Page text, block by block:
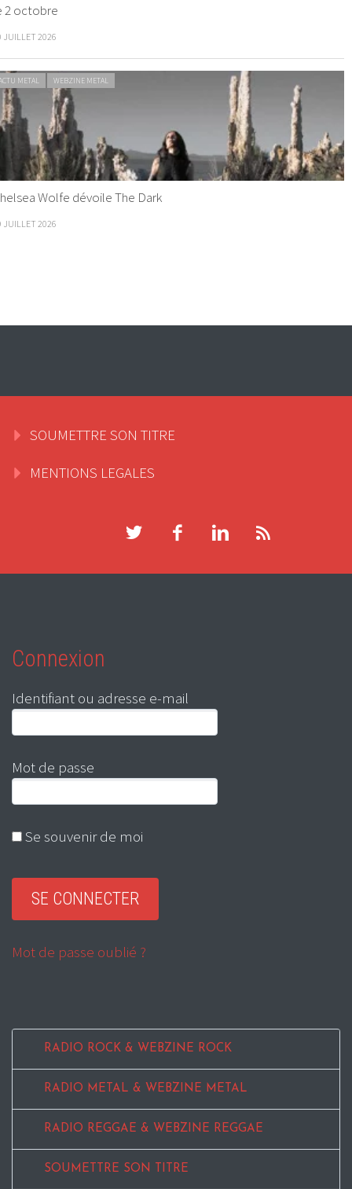
2 octobre
JUILLET 2026
METAL WEBZINE METAL
Wolfe dévoile The Dark
JUILLET 2026
SOUMETTRE SON TITRE
MENTIONS LEGALES
Connexion
Identifiant ou adresse e-mail
Mot de passe
Se souvenir de moi
Mot de passe oublié ?
RADIO ROCK & WEBZINE ROCK
RADIO METAL & WEBZINE METAL
RADIO REGGAE & WEBZINE REGGAE
SOUMETTRE SON TITRE